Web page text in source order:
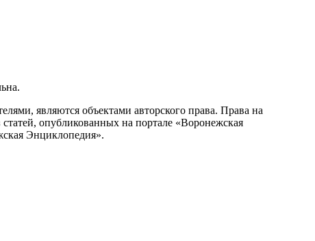
являются объектами авторского права. Права на
опубликованных на портале «Воронежская
Энциклопедия».